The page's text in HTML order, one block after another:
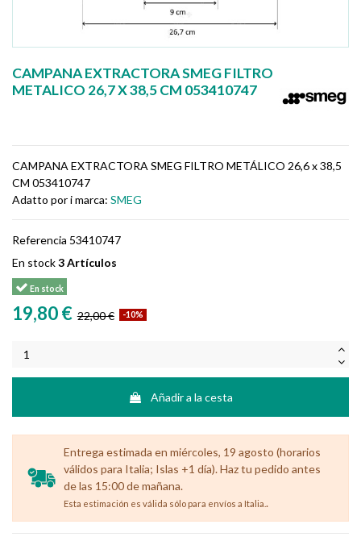
CAMPANA EXTRACTORA SMEG FILTRO
METALICO 26,7 X 38,5 CM 053410747
CAMPANA EXTRACTORA SMEG FILTRO METÁLICO 26,6 x 38,5
CM 053410747
Adatto por i marca: SMEG
Referencia 53410747
En stock3 Artículos
En stock
19,80 € 22,00 € -10%
Añadir a la cesta
Entrega estimada en miércoles, 19 agosto (horarios
válidos para Italia; Islas +1 día). Haz tu pedido antes
de las 15:00 de mañana.
Esta estimación es válida sólo para envíos a Italia..